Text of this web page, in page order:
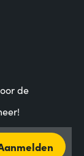
de